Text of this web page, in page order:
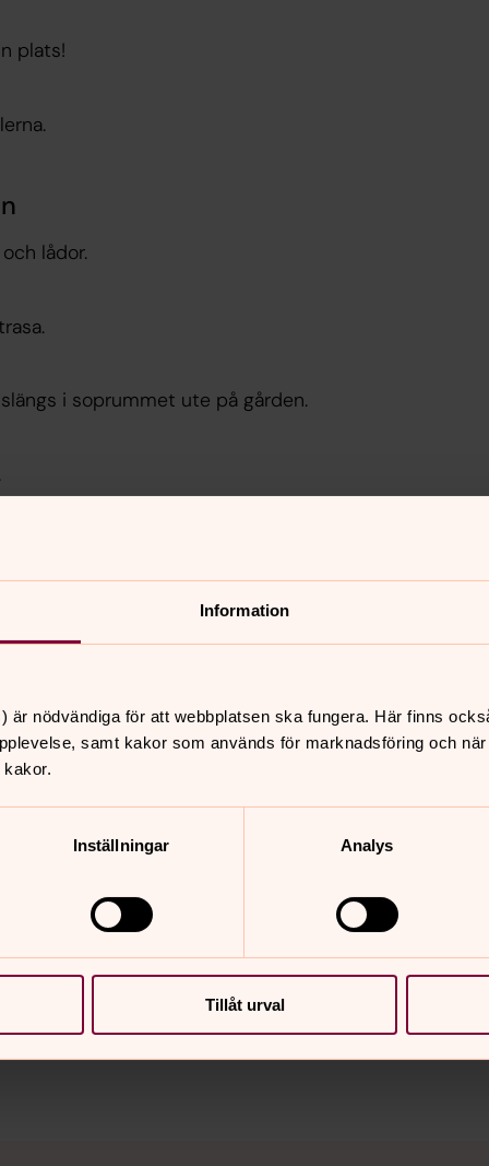
Information
är nödvändiga för att webbplatsen ska fungera. Här finns
samt kakor som används för marknadsföring och
Inställningar Analys
Tillåt urval
plats!
lådor.
i soprummet ute på gården.
är klara.
tfn 08-550 913 50.
och regler (som ovan) samt
personal vid visningen av lokalen.
28 eller 08-550 913 02 för att